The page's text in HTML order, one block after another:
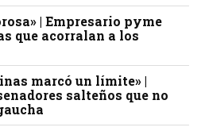
| Empresario pyme
que acorralan a los
marcó un límite» |
salteños que no